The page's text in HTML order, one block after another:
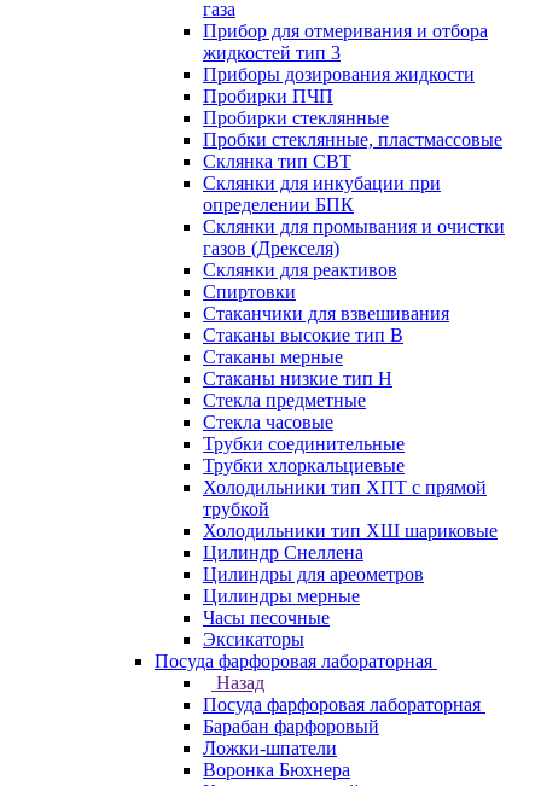
газа
Прибор для отмеривания и отбора
жидкостей тип 3
Приборы дозирования жидкости
Пробирки ПЧП
Пробирки стеклянные
Пробки стеклянные, пластмассовые
Склянка тип СВТ
Склянки для инкубации при
определении БПК
Склянки для промывания и очистки
газов (Дрекселя)
Склянки для реактивов
Спиртовки
Стаканчики для взвешивания
Стаканы высокие тип В
Стаканы мерные
Стаканы низкие тип Н
Стекла предметные
Стекла часовые
Трубки соединительные
Трубки хлоркальциевые
Холодильники тип ХПТ с прямой
трубкой
Холодильники тип ХШ шариковые
Цилиндр Снеллена
Цилиндры для ареометров
Цилиндры мерные
Часы песочные
Эксикаторы
Посуда фарфоровая лабораторная
Назад
Посуда фарфоровая лабораторная
Барабан фарфоровый
Ложки-шпатели
Воронка Бюхнера